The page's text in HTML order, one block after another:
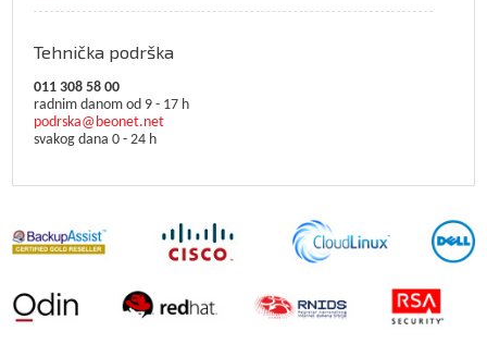
Tehnička podrška
011 308 58 00
radnim danom od 9 - 17 h
podrska@beonet.net
svakog dana 0 - 24 h